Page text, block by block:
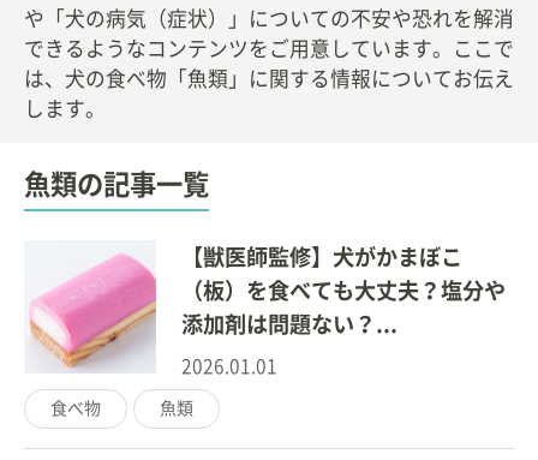
や「犬の病気（症状）」についての不安や恐れを解消
できるようなコンテンツをご用意しています。ここで
は、犬の食べ物「魚類」に関する情報についてお伝え
します。
魚類の記事一覧
【獣医師監修】犬がかまぼこ
（板）を食べても大丈夫？塩分や
添加剤は問題ない？...
2026.01.01
食べ物 魚類